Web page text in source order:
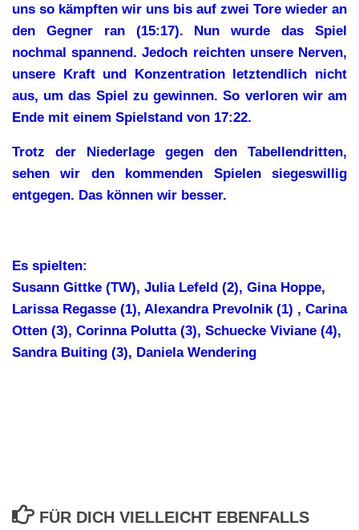
uns so kämpften wir uns bis auf zwei Tore wieder an
den Gegner ran (15:17). Nun wurde das Spiel
nochmal spannend. Jedoch reichten unsere Nerven,
unsere Kraft und Konzentration letztendlich nicht
aus, um das Spiel zu gewinnen. So verloren wir am
Ende mit einem Spielstand von 17:22.
Trotz der Niederlage gegen den Tabellendritten,
sehen wir den kommenden Spielen siegeswillig
entgegen. Das können wir besser.
Es spielten:
Susann Gittke (TW), Julia Lefeld (2), Gina Hoppe,
Larissa Regasse (1), Alexandra Prevolnik (1) , Carina
Otten (3), Corinna Polutta (3), Schuecke Viviane (4),
Sandra Buiting (3), Daniela Wendering
FÜR DICH VIELLEICHT EBENFALLS